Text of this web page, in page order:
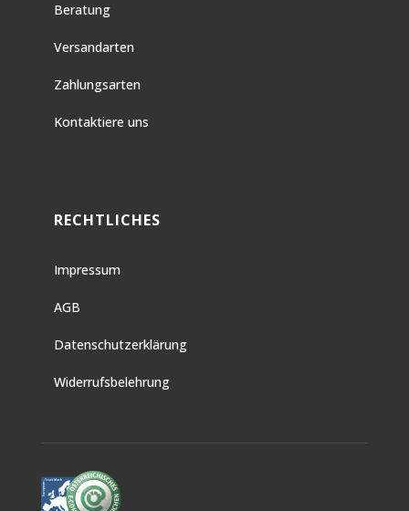
Beratung
Versandarten
Zahlungsarten
Kontaktiere uns
RECHTLICHES
Impressum
AGB
Datenschutzerklärung
Widerrufsbelehrung